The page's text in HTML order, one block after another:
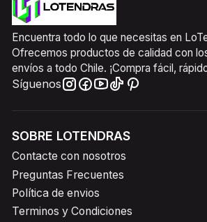
Encuentra todo lo que necesitas en
Ofrecemos productos de calidad con
envíos a todo Chile. ¡Compra fácil,
Síguenos
SOBRE LOTENDRAS
Contacte con nosotros
Preguntas Frecuentes
Política de envios
Terminos y Condiciones